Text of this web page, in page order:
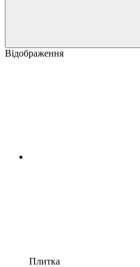
Відображення
Плитка